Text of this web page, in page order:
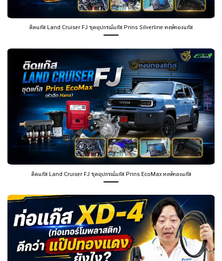
ติดแก๊ส Land Cruiser FJ ชุดอุปกรณ์แก๊ส Prins Silverline หงษ์ทองแก๊ส
ติดแก๊ส Land Cruiser FJ ชุดอุปกรณ์แก๊ส Prins EcoMax หงษ์ทองแก๊ส